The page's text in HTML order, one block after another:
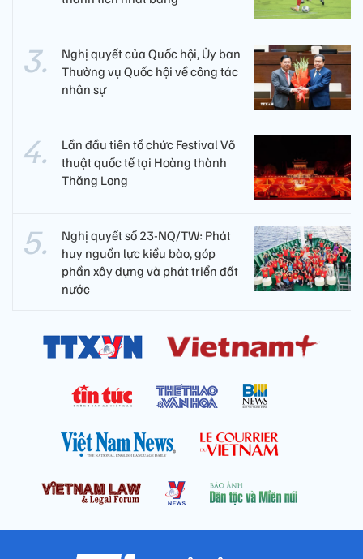
Ba thành phố giành giải A tại
Hội thi lực lượng bảo vệ an ninh,
trật tự ở cơ sở giỏi toàn quốc
ASEAN Cup 2026: Tuyển Việt
Nam thẳng tiến vào bán kết với
thành tích nhất bảng
Nghị quyết của Quốc hội, Ủy ban
Thường vụ Quốc hội về công tác
nhân sự
Lần đầu tiên tổ chức Festival Võ
thuật quốc tế tại Hoàng thành
huy nguồn lực kiều bào, góp
phần xây dựng và phát triển đất